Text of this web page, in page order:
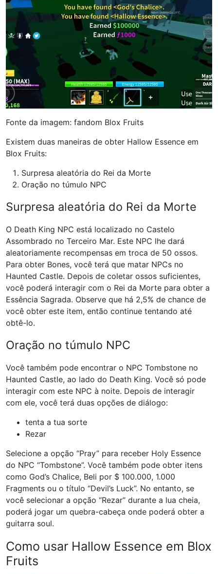
Fonte da imagem: fandom Blox Fruits
Existem duas maneiras de obter Hallow Essence em
Blox Fruits:
Surpresa aleatória do Rei da Morte
Oração no túmulo NPC
Surpresa aleatória do Rei da Morte
O Death King NPC está localizado no Castelo
Assombrado no Terceiro Mar. Este NPC lhe dará
aleatoriamente recompensas em troca de 50 ossos.
Para obter Bones, você terá que matar NPCs no
Haunted Castle. Depois de coletar ossos suficientes,
você poderá interagir com o Rei da Morte para obter a
Essência Sagrada. Observe que há 2,5% de chance de
você obter este item, então continue tentando até
obtê-lo.
Oração no túmulo NPC
Você também pode encontrar o NPC Tombstone no
Haunted Castle, ao lado do Death King. Você só pode
interagir com este NPC à noite. Depois de interagir
com ele, você terá duas opções de diálogo:
tenta a tua sorte
Rezar
Selecione a opção “Pray” para receber Holy Essence
do NPC “Tombstone”. Você também pode obter itens
como God’s Chalice, Beli por $ 100.000, 1.000
Fragments ou o título “Devil’s Luck”. No entanto, se
você selecionar a opção “Rezar” durante a lua cheia,
poderá jogar um quebra-cabeça onde poderá obter a
guitarra soul.
Como usar Hallow Essence em Blox
Fruits